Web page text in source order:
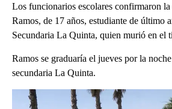
Los funcionarios escolares confirmaron la
Ramos, de 17 años, estudiante de último
Secundaria La Quinta, quien murió en el
Ramos se graduaría el jueves por la
secundaria La Quinta.